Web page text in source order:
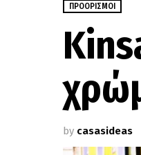
ΠΡΟΟΡΙΣΜΟΊ
by casasideas